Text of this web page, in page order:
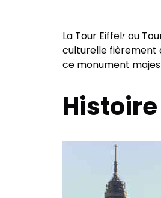
La Tour Eiffelrou
culturelle fièrement
ce monument